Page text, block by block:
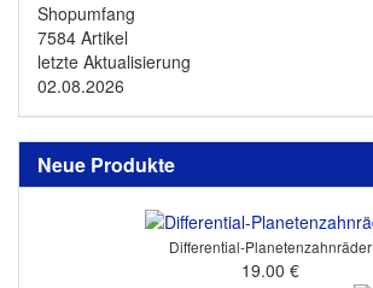
Shopumfang
7584 Artikel
letzte Aktualisierung
02.08.2026
Neue Produkte
Differential-Planetenzahnräder
19.00 €